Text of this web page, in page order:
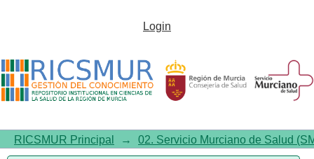
Listar 00.00. Provisional por
Login
RICSMUR Principal → 02. Servicio Murciano de Salud